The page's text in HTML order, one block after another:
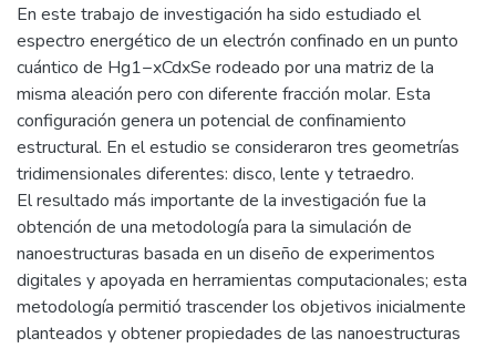
En este trabajo de investigación ha sido estudiado el
espectro energético de un electrón confinado en un punto
cuántico de Hg1−xCdxSe rodeado por una matriz de la
misma aleación pero con diferente fracción molar. Esta
configuración genera un potencial de confinamiento
estructural. En el estudio se consideraron tres geometrías
tridimensionales diferentes: disco, lente y tetraedro.
El resultado más importante de la investigación fue la
obtención de una metodología para la simulación de
nanoestructuras basada en un diseño de experimentos
digitales y apoyada en herramientas computacionales; esta
metodología permitió trascender los objetivos inicialmente
planteados y obtener propiedades de las nanoestructuras